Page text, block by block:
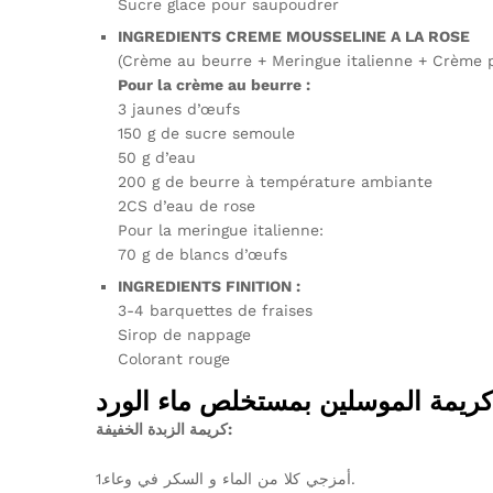
Sucre glace pour saupoudrer
INGREDIENTS CREME MOUSSELINE A LA ROSE
(Crème au beurre + Meringue italienne + Crème
Pour la crème au beurre :
3 jaunes d’œufs
150 g de sucre semoule
50 g d’eau
200 g de beurre à température ambiante
2CS d’eau de rose
Pour la meringue italienne:
70 g de blancs d’œufs
INGREDIENTS FINITION :
3-4 barquettes de fraises
Sirop de nappage
Colorant rouge
كريمة الزبدة الخفيفة:
1.أمزجي كلا من الماء و السكر في وعاء.